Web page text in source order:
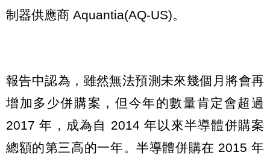
制器供應商 Aquantia(AQ-US)。
報告中認為，雖然無法預測未來幾個月將會再
增加多少併購案，但今年的數量肯定會超過
2017 年，成為自 2014 年以來半導體併購案
總額的第三高的一年。半導體併購在 2015 年